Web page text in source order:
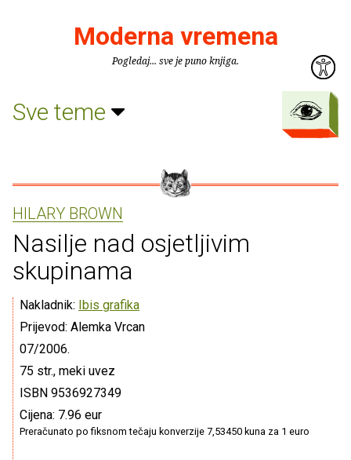
Moderna vremena
Pogledaj... sve je puno knjiga.
Sve teme
HILARY BROWN
Nasilje nad osjetljivim
skupinama
Nakladnik: Ibis grafika
Prijevod: Alemka Vrcan
07/2006.
75 str., meki uvez
ISBN 9536927349
Cijena: 7.96 eur
Preračunato po fiksnom tečaju konverzije 7,53450 kuna za 1 euro